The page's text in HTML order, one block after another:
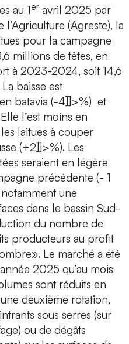
au 1er avril 2025 par
(Agreste), la
pour la campagne
millions de têtes, en
à 2023-2024, soit 14,6
baisse est
batavia (-4]]>%) et
l’est moins en
laitues à couper
(+2]]>%). Les
seraient en légère
précédente (- 1
une
dans le bassin Sud-
du nombre de
producteurs au profit
Le marché a été
2025 qu’au mois
sont réduits en
deuxième rotation,
sous serres (sur
ou de dégâts